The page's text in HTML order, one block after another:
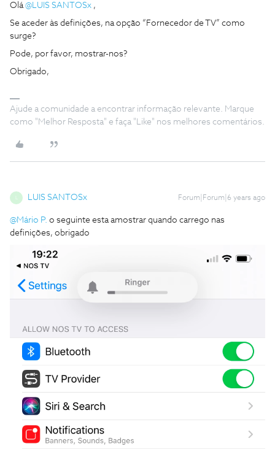
Olá@LUIS SANTOSx ,
Se aceder às definições, na opção “Fornecedor de TV” como
surge?
Pode, por favor, mostrar-nos?
Obrigado,
Ajude a comunidade a encontrar informação relevante. Marque
como "Melhor Resposta" e faça "Like" nos melhores comentários.
LUIS SANTOSx Forum|Forum|6 years ago
@Mário P. o seguinte esta amostrar quando carrego nas
definições, obrigado